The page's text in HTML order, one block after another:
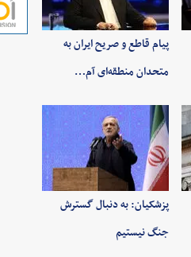
پیام قاطع و صریح ایران به
متحدان منطقه‌ای آم…
پزشکیان: به‌ دنبال گسترش
جنگ نیستیم